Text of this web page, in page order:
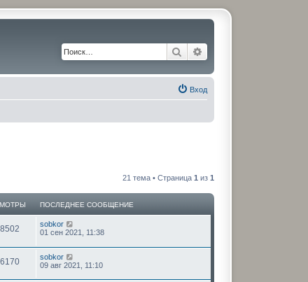
Поиск
Вход
21 тема • Страница 1 из 1
ПОСЛЕДНЕЕ СООБЩЕНИЕ
sobkor
01 сен 2021, 11:38
sobkor
09 авг 2021, 11:10